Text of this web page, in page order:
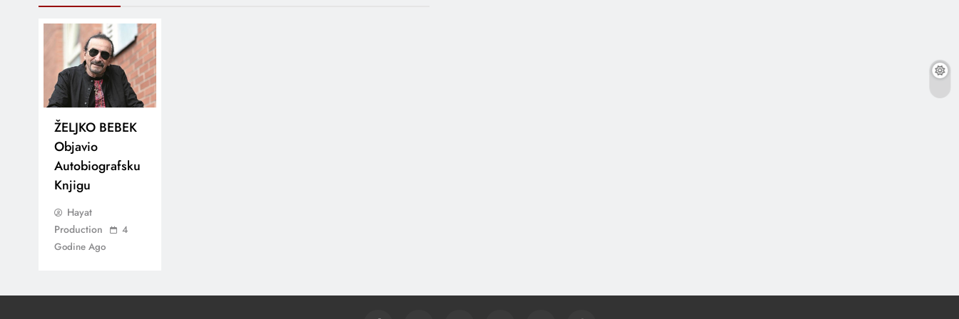
ŽELJKO BEBEK
Objavio
Autobiografsku
Knjigu
Hayat
Production
4
Godine Ago